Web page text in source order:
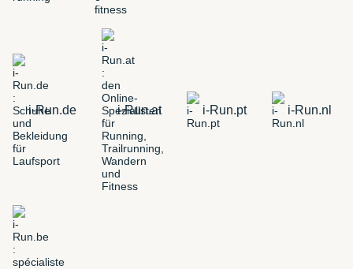
i-Run.de i-Run.at i-Run.pt i-Run.nl